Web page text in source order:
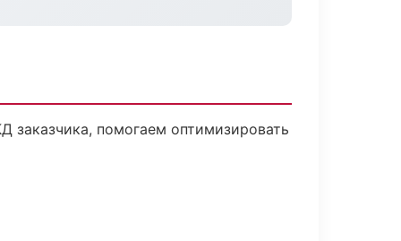
заказчика, помогаем оптимизировать